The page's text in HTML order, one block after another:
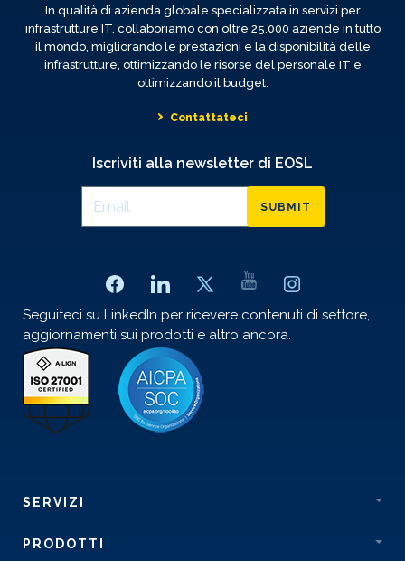
In qualità di azienda globale specializzata in servizi per
infrastrutture IT, collaboriamo con oltre 25.000 aziende in tutto
il mondo, migliorando le prestazioni e la disponibilità delle
infrastrutture, ottimizzando le risorse del personale IT e
ottimizzando il budget.
Contattateci
Iscriviti alla newsletter di EOSL
SUBMIT
Seguiteci su LinkedIn per ricevere contenuti di settore,
aggiornamenti sui prodotti e altro ancora.
SERVIZI
PRODOTTI